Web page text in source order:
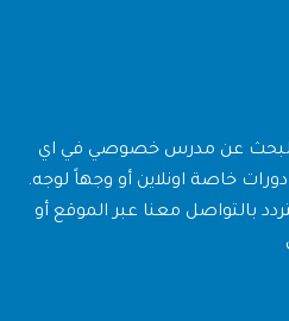
عن مدرس خصوصي في اي
خاصة اونلاين أو وجهاً لوجه.
بالتواصل معنا عبر الموقع أو